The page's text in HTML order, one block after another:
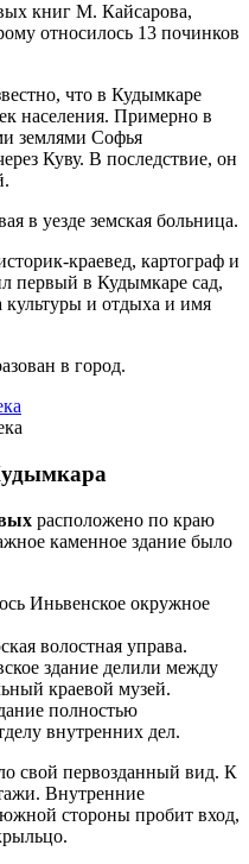
книг М. Кайсарова,
относилось 13 починков
что в Кудымкаре
населения. Примерно в
землями Софья
Куву. В последствие, он
в уезде земская больница.
краевед, картограф и
первый в Кудымкаре сад,
культуры и отдыха и имя
в город.
расположено по краю
каменное здание было
Иньвенское окружное
волостная управа.
здание делили между
краевой музей.
полностью
внутренних дел.
свой первозданный вид. К
Внутренние
стороны пробит вход,